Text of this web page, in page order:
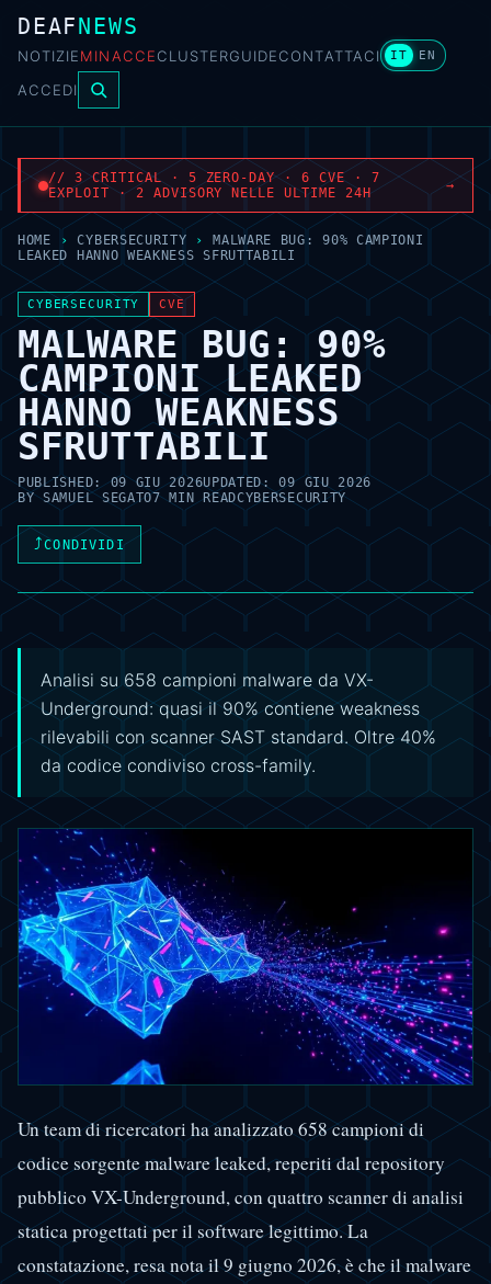
DEAFNEWS
NOTIZIEMINACCECLUSTERGUIDECONTATTACI IT EN
ACCEDI
// 3 CRITICAL · 5 ZERO-DAY · 6 CVE · 7
EXPLOIT · 2 ADVISORY NELLE ULTIME 24H
→
HOME › CYBERSECURITY ›
MALWARE BUG: 90% CAMPIONI
LEAKED HANNO WEAKNESS SFRUTTABILI
CYBERSECURITY CVE
MALWARE BUG: 90%
CAMPIONI LEAKED
HANNO WEAKNESS
SFRUTTABILI
PUBLISHED:09 GIU 2026UPDATED:09 GIU 2026
BYSAMUEL SEGATO7 MIN READCYBERSECURITY
⤴CONDIVIDI
Analisi su 658 campioni malware da VX-
Underground: quasi il 90% contiene weakness
rilevabili con scanner SAST standard. Oltre 40%
da codice condiviso cross-family.
Un team di ricercatori ha analizzato 658 campioni di
codice sorgente malware leaked, reperiti dal repository
pubblico VX-Underground, con quattro scanner di analisi
statica progettati per il software legittimo. La
constatazione, resa nota il 9 giugno 2026, è che il malware